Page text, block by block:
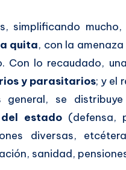
simplificando
quita, con la
Con lo recaudado,
y parasitarios; y el
general, se
estado (defensa,
diversas,
sanidad,